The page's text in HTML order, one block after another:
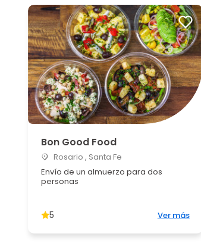
Bon Good Food
Rosario , Santa Fe
Envío de un almuerzo para dos
personas
5 Ver más